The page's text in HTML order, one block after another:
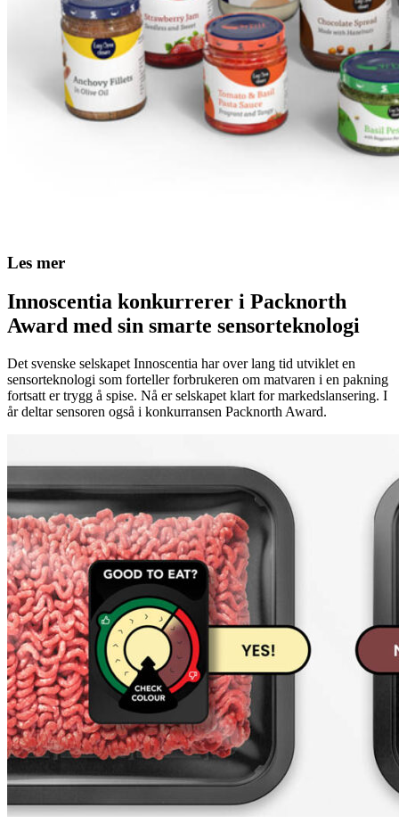
Les mer
Innoscentia konkurrerer i Packnorth
Award med sin smarte sensorteknologi
Det svenske selskapet Innoscentia har over lang tid utviklet en
sensorteknologi som forteller forbrukeren om matvaren i en pakning
fortsatt er trygg å spise. Nå er selskapet klart for markedslansering. I
år deltar sensoren også i konkurransen Packnorth Award.